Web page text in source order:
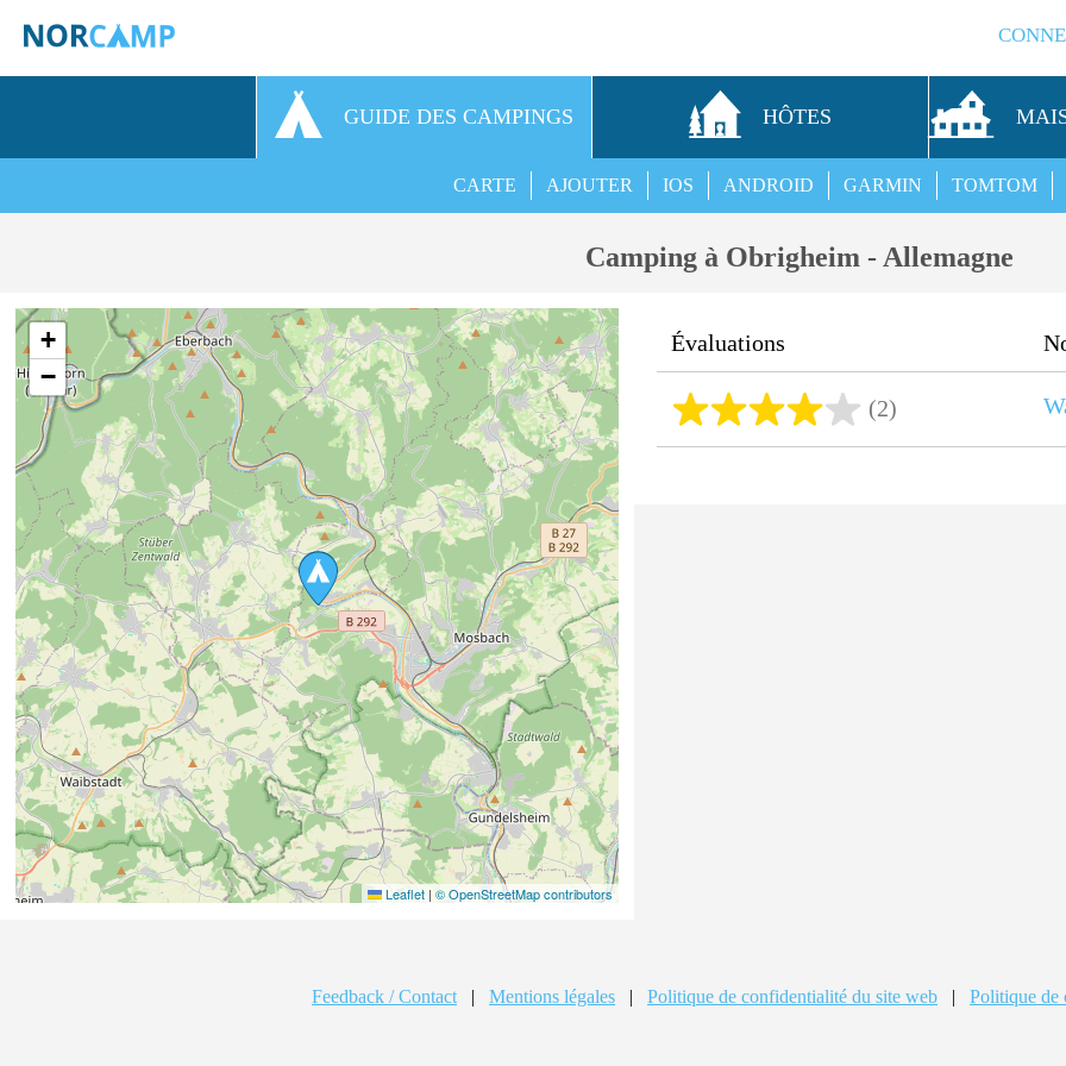
GUIDE DES CAMPINGS HÔTES
TOMTOM
GARMIN
ANDROID
IOS
AJOUTER
CARTE
Camping à Obrigheim - Allemagne
+
−
Leaflet | © OpenStreetMap contributors
Évaluations
(2)
Feedback / Contact | Mentions légales | Politique de confidentialité du site web | Politique de